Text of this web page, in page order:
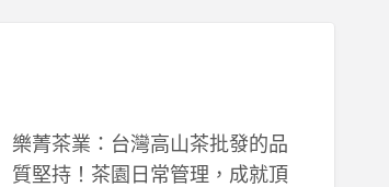
樂菁茶業：台灣高山茶批發的品
質堅持！茶園日常管理，成就頂